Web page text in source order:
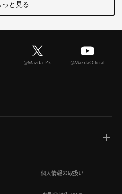
っと見る
@Mazda_PR @MazdaOfficial
個人情報の取扱い